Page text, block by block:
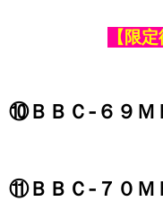
【限
⑩ＢＢＣ‐６９Ｍ
⑪ＢＢＣ‐７０Ｍ